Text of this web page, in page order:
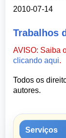
2010-07-14
Trabalhos
AVISO: Saiba
clicando aqui.
Todos os
autores.
Serviços